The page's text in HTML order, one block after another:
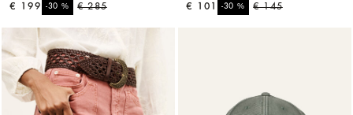
€ 285
-30%
€ 199
€ 145
-30%
€ 101